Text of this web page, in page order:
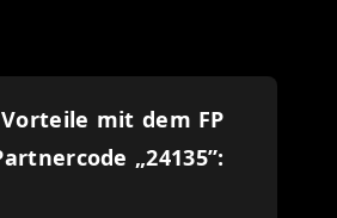
mit dem FP
„24135”: